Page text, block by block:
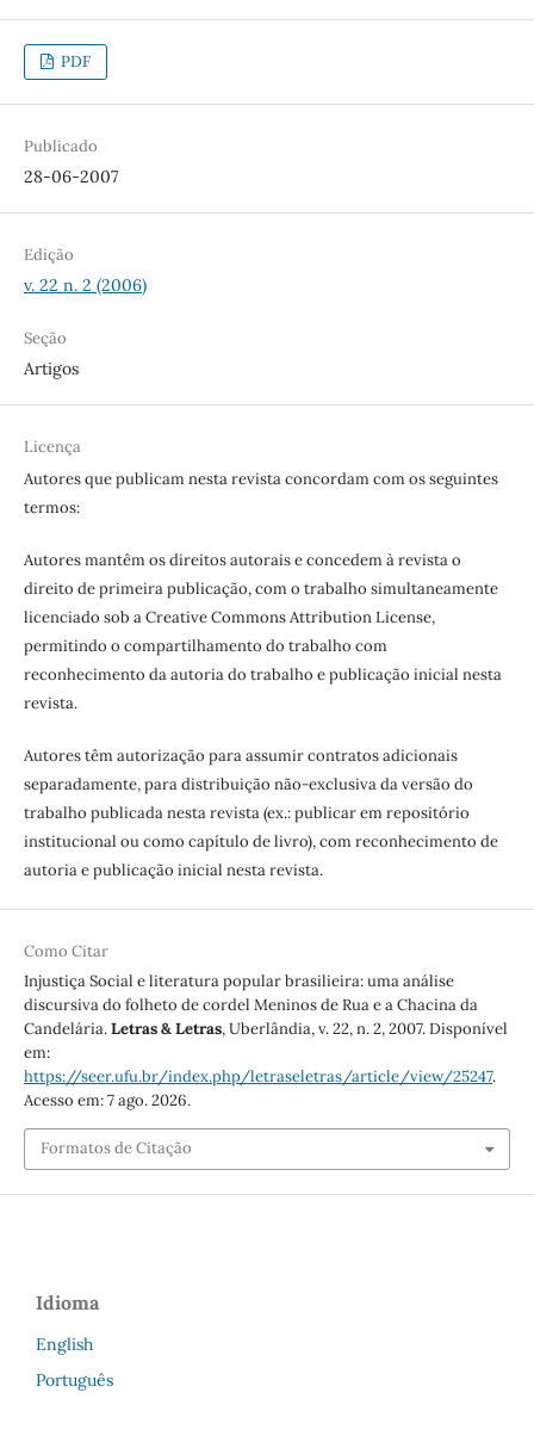
PDF
Publicado
28-06-2007
Edição
v. 22 n. 2 (2006)
Seção
Artigos
Licença
Autores que publicam nesta revista concordam com os seguintes
termos:
Autores mantêm os direitos autorais e concedem à revista o
direito de primeira publicação, com o trabalho simultaneamente
licenciado sob a Creative Commons Attribution License,
permitindo o compartilhamento do trabalho com
reconhecimento da autoria do trabalho e publicação inicial nesta
revista.
Autores têm autorização para assumir contratos adicionais
separadamente, para distribuição não-exclusiva da versão do
trabalho publicada nesta revista (ex.: publicar em repositório
institucional ou como capítulo de livro), com reconhecimento de
autoria e publicação inicial nesta revista.
Como Citar
Injustiça Social e literatura popular brasilieira: uma análise
discursiva do folheto de cordel Meninos de Rua e a Chacina da
Candelária.Letras & Letras, Uberlândia, v. 22, n. 2, 2007. Disponível
em:
https://seer.ufu.br/index.php/letraseletras/article/view/25247.
Acesso em: 7 ago. 2026.
Formatos de Citação
Idioma
English
Português